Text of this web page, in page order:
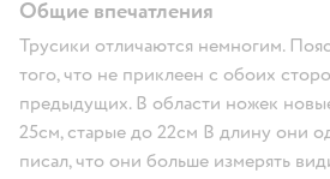
Общие впечатления
Трусики отличаются немногим.
того, что не приклеен с обоих
предыдущих. В области ножек
25см, старые до 22см В длину они
писал, что они больше измерять